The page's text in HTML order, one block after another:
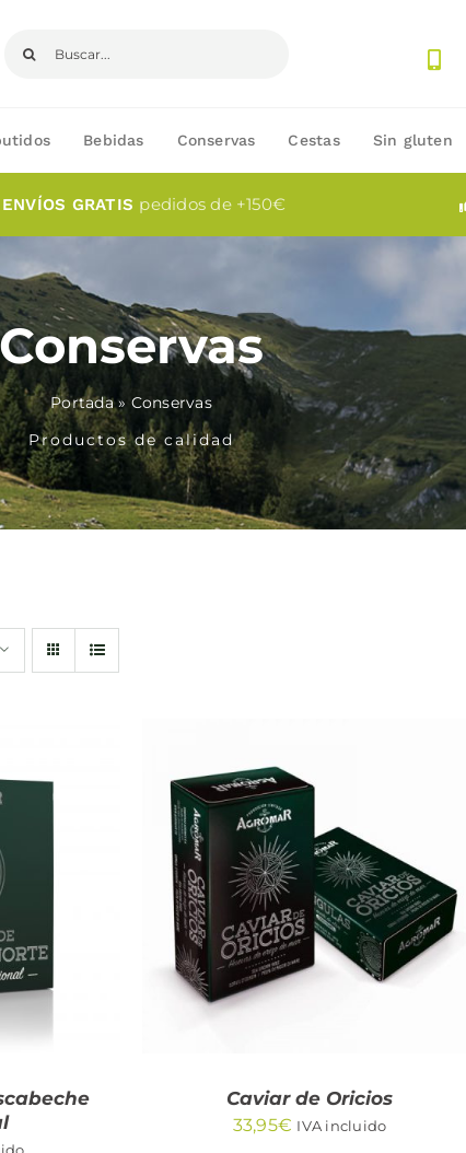
Bebidas Conservas Cestas Sin gluten
ENVÍOS GRATIS pedidos de +150€
Conservas
Portada» Conservas
Productos de calidad
AÑADIR AL CARRITO
/
QUICK VIEW
Caviar de Oricios
33,95€ IVA incluido